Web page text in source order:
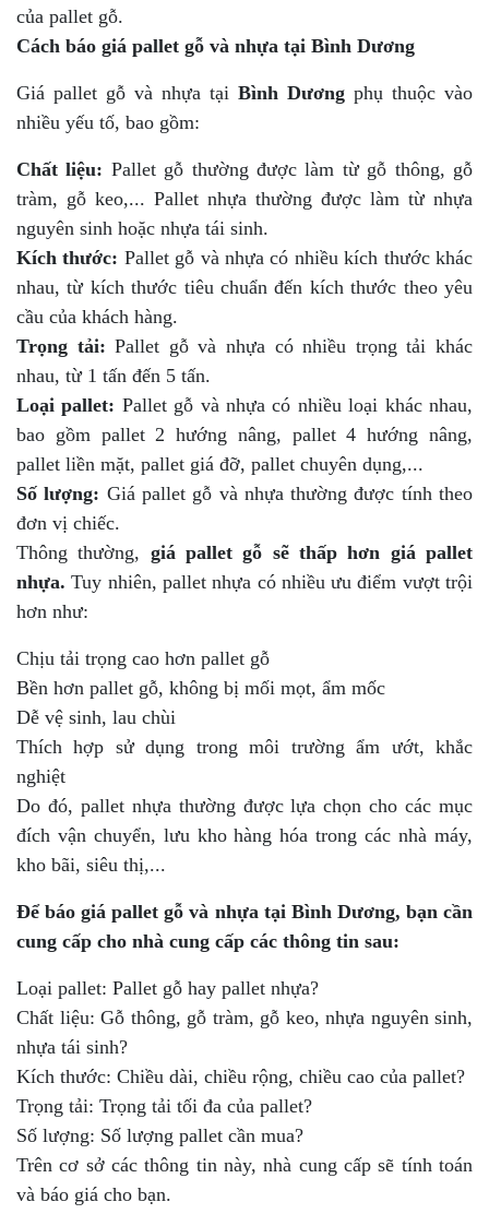
của pallet gỗ.
Cách báo giá pallet gỗ và nhựa tại Bình Dương
Giá pallet gỗ và nhựa tại Bình Dương phụ thuộc vào
nhiều yếu tố, bao gồm:
Chất liệu: Pallet gỗ thường được làm từ gỗ thông, gỗ
tràm, gỗ keo,... Pallet nhựa thường được làm từ nhựa
nguyên sinh hoặc nhựa tái sinh.
Kích thước: Pallet gỗ và nhựa có nhiều kích thước khác
nhau, từ kích thước tiêu chuẩn đến kích thước theo yêu
cầu của khách hàng.
Trọng tải: Pallet gỗ và nhựa có nhiều trọng tải khác
nhau, từ 1 tấn đến 5 tấn.
Loại pallet: Pallet gỗ và nhựa có nhiều loại khác nhau,
bao gồm pallet 2 hướng nâng, pallet 4 hướng nâng,
pallet liền mặt, pallet giá đỡ, pallet chuyên dụng,...
Số lượng: Giá pallet gỗ và nhựa thường được tính theo
đơn vị chiếc.
Thông thường, giá pallet gỗ sẽ thấp hơn giá pallet
nhựa. Tuy nhiên, pallet nhựa có nhiều ưu điểm vượt trội
hơn như:
Chịu tải trọng cao hơn pallet gỗ
Bền hơn pallet gỗ, không bị mối mọt, ẩm mốc
Dễ vệ sinh, lau chùi
Thích hợp sử dụng trong môi trường ẩm ướt, khắc
nghiệt
Do đó, pallet nhựa thường được lựa chọn cho các mục
đích vận chuyển, lưu kho hàng hóa trong các nhà máy,
kho bãi, siêu thị,...
Để báo giá pallet gỗ và nhựa tại Bình Dương, bạn cần
cung cấp cho nhà cung cấp các thông tin sau:
Loại pallet: Pallet gỗ hay pallet nhựa?
Chất liệu: Gỗ thông, gỗ tràm, gỗ keo, nhựa nguyên sinh,
nhựa tái sinh?
Kích thước: Chiều dài, chiều rộng, chiều cao của pallet?
Trọng tải: Trọng tải tối đa của pallet?
Số lượng: Số lượng pallet cần mua?
Trên cơ sở các thông tin này, nhà cung cấp sẽ tính toán
và báo giá cho bạn.